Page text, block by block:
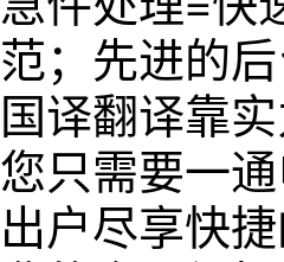
范；先进的
国译翻译靠
您只需要一
出户尽享快